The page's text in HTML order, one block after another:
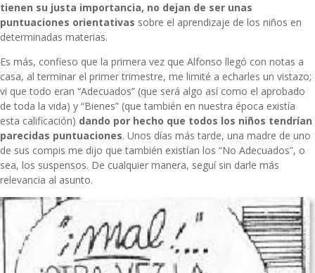
tienen su justa importancia, no dejan de ser unas
puntuaciones orientativas sobre el aprendizaje de los niños en
determinadas materias.
Es más, confieso que la primera vez que Alfonso llegó con notas a
casa, al terminar el primer trimestre, me limité a echarles un vistazo;
vi que todo eran “Adecuados” (que será algo así como el aprobado
de toda la vida) y “Bienes” (que también en nuestra época existía
esta calificación) dando por hecho que todos los niños tendrían
parecidas puntuaciones. Unos días más tarde, una madre de uno
de sus compis me dijo que también existían los “No Adecuados”, o
sea, los suspensos. De cualquier manera, seguí sin darle más
relevancia al asunto.